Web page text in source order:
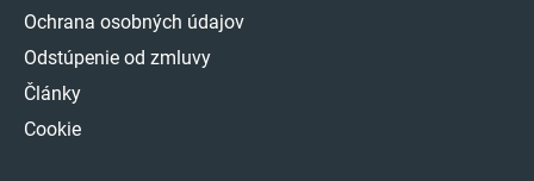
Ochrana osobných údajov
Odstúpenie od zmluvy
Články
Cookie